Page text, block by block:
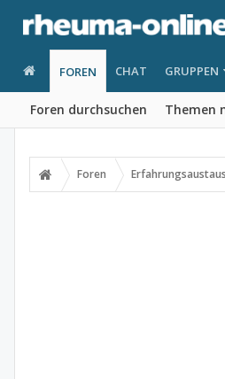
FOREN
Foren durchsuchen Themen
CHAT GRUPPEN
Foren